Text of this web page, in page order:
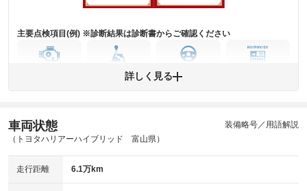
※グー鑑定の評価はあくまでも記載している鑑定日の鑑定結果となりま
主要点検項目(例) ※診断結果は診断書からご確認ください
ミッション
ステアリング
ABS その他
※グー故障診断は保証サービスではございません。購入時は必ず現車をご
詳しく見る
車両状態
（トヨタハリアーハイブリッド 富山県）
装備略号／用語解説
走行距離 6.1万km